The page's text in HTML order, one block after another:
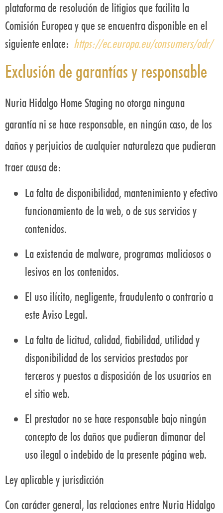
plataforma de resolución de litigios que facilita la
Comisión Europea y que se encuentra disponible en el
siguiente enlace: https://ec.europa.eu/consumers/odr/
Exclusión de garantías y responsable
Nuria Hidalgo Home Staging no otorga ninguna
garantía ni se hace responsable, en ningún caso, de los
daños y perjuicios de cualquier naturaleza que pudieran
traer causa de:
La falta de disponibilidad, mantenimiento y efectivo
funcionamiento de la web, o de sus servicios y
contenidos.
La existencia de malware, programas maliciosos o
lesivos en los contenidos.
El uso ilícito, negligente, fraudulento o contrario a
este Aviso Legal.
La falta de licitud, calidad, fiabilidad, utilidad y
disponibilidad de los servicios prestados por
terceros y puestos a disposición de los usuarios en
el sitio web.
El prestador no se hace responsable bajo ningún
concepto de los daños que pudieran dimanar del
uso ilegal o indebido de la presente página web.
Ley aplicable y jurisdicción
Con carácter general, las relaciones entre Nuria Hidalgo